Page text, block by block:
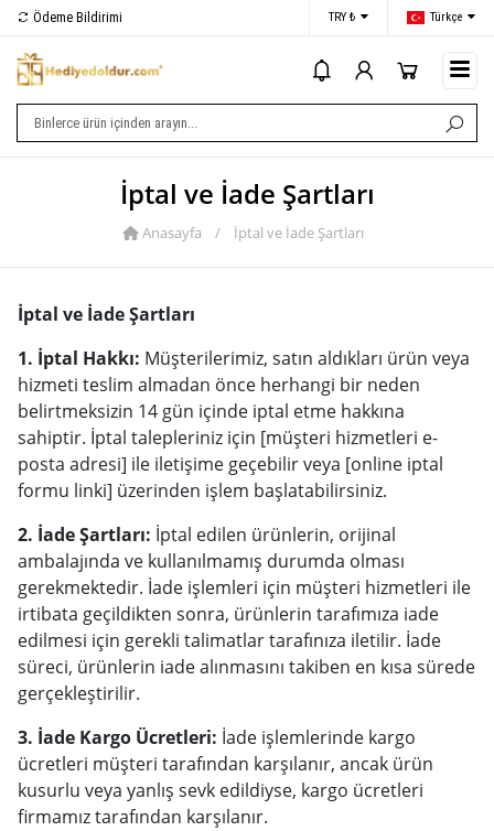
Ödeme Bildirimi TRY ₺ Türkçe
İptal ve İade Şartları
Anasayfa / İptal ve İade Şartları
İptal ve İade Şartları
1. İptal Hakkı: Müşterilerimiz, satın aldıkları ürün veya
hizmeti teslim almadan önce herhangi bir neden
belirtmeksizin 14 gün içinde iptal etme hakkına
sahiptir. İptal talepleriniz için [müşteri hizmetleri e-
posta adresi] ile iletişime geçebilir veya [online iptal
formu linki] üzerinden işlem başlatabilirsiniz.
2. İade Şartları: İptal edilen ürünlerin, orijinal
ambalajında ve kullanılmamış durumda olması
gerekmektedir. İade işlemleri için müşteri hizmetleri ile
irtibata geçildikten sonra, ürünlerin tarafımıza iade
edilmesi için gerekli talimatlar tarafınıza iletilir. İade
süreci, ürünlerin iade alınmasını takiben en kısa sürede
gerçekleştirilir.
3. İade Kargo Ücretleri: İade işlemlerinde kargo
ücretleri müşteri tarafından karşılanır, ancak ürün
kusurlu veya yanlış sevk edildiyse, kargo ücretleri
firmamız tarafından karşılanır.